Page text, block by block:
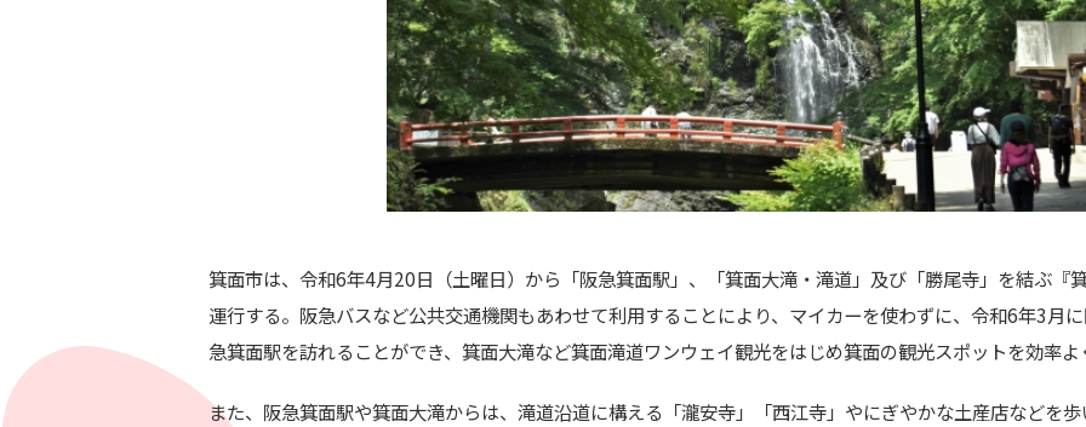
箕面市は、令和6年4月20日（土曜日）から「阪急箕面駅」、「箕面大滝・滝道」及び「勝尾寺」を結ぶ『
運行する。阪急バスなど公共交通機関もあわせて利用することにより、マイカーを使わずに、 令和6年3月
急箕面駅を訪れることができ、 箕面大滝など箕面滝道ワンウェイ観光をはじめ箕面の観光スポットを効率よ
また、阪急箕面駅や箕面大滝からは、滝道沿道に構える「瀧安寺」 「西江寺」やにぎやかな土産店などを